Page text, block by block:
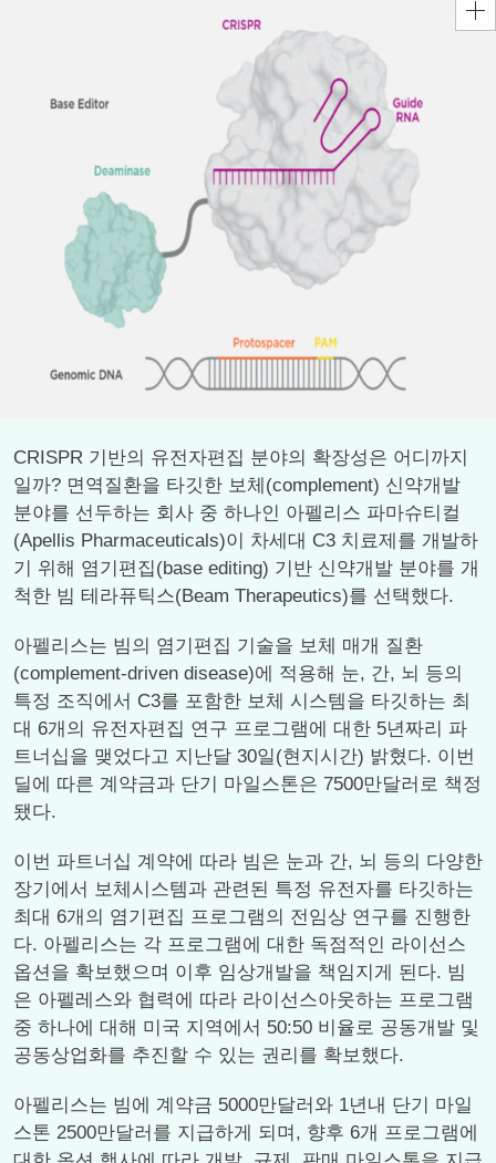
CRISPR 기반의 유전자편집 분야의 확장성은 어디까지
일까? 면역질환을 타깃한 보체(complement) 신약개발
분야를 선두하는 회사 중 하나인 아펠리스 파마슈티컬
(Apellis Pharmaceuticals)이 차세대 C3 치료제를 개발하
기 위해 염기편집(base editing) 기반 신약개발 분야를 개
척한 빔 테라퓨틱스(Beam Therapeutics)를 선택했다.
아펠리스는 빔의 염기편집 기술을 보체 매개 질환
(complement-driven disease)에 적용해 눈, 간, 뇌 등의
특정 조직에서 C3를 포함한 보체 시스템을 타깃하는 최
대 6개의 유전자편집 연구 프로그램에 대한 5년짜리 파
트너십을 맺었다고 지난달 30일(현지시간) 밝혔다. 이번
딜에 따른 계약금과 단기 마일스톤은 7500만달러로 책정
됐다.
이번 파트너십 계약에 따라 빔은 눈과 간, 뇌 등의 다양한
장기에서 보체시스템과 관련된 특정 유전자를 타깃하는
최대 6개의 염기편집 프로그램의 전임상 연구를 진행한
다. 아펠리스는 각 프로그램에 대한 독점적인 라이선스
옵션을 확보했으며 이후 임상개발을 책임지게 된다. 빔
은 아펠레스와 협력에 따라 라이선스아웃하는 프로그램
중 하나에 대해 미국 지역에서 50:50 비율로 공동개발 및
공동상업화를 추진할 수 있는 권리를 확보했다.
아펠리스는 빔에 계약금 5000만달러와 1년내 단기 마일
스톤 2500만달러를 지급하게 되며, 향후 6개 프로그램에